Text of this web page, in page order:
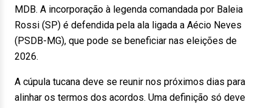
MDB. A incorporação à legenda comandada por Baleia
Rossi (SP) é defendida pela ala ligada a Aécio Neves
(PSDB-MG), que pode se beneficiar nas eleições de
2026.
A cúpula tucana deve se reunir nos próximos dias para
alinhar os termos dos acordos. Uma definição só deve